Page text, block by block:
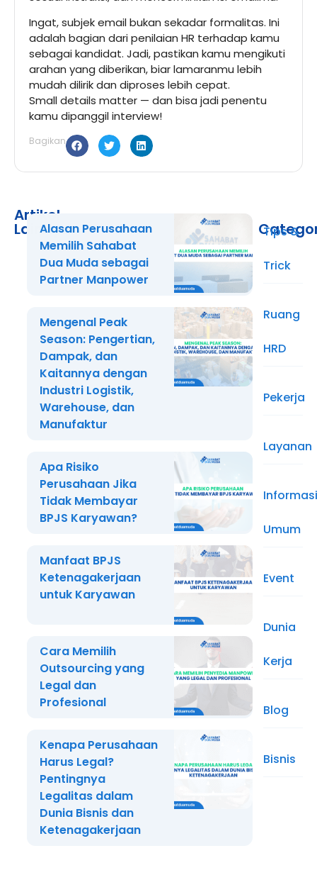
Ingat, subjek email bukan sekadar formalitas. Ini
adalah bagian dari penilaian HR terhadap kamu
sebagai kandidat. Jadi, pastikan kamu mengikuti
arahan yang diberikan, biar lamaranmu lebih
mudah dilirik dan diproses lebih cepat.
Small details matter — dan bisa jadi penentu
kamu dipanggil interview!
Bagikan
Artikel
Lainnya
Alasan Perusahaan
Memilih Sahabat
Dua Muda sebagai
Partner Manpower
Mengenal Peak
Season: Pengertian,
Dampak, dan
Kaitannya dengan
Industri Logistik,
Warehouse, dan
Manufaktur
Apa Risiko
Perusahaan Jika
Tidak Membayar
BPJS Karyawan?
Manfaat BPJS
Ketenagakerjaan
untuk Karyawan
Cara Memilih
Outsourcing yang
Legal dan
Profesional
Kenapa Perusahaan
Harus Legal?
Pentingnya
Legalitas dalam
Dunia Bisnis dan
Ketenagakerjaan
Tips &
Trick
Ruang
HRD
Pekerja
Layanan
Informasi
Umum
Event
Dunia
Kerja
Blog
Bisnis